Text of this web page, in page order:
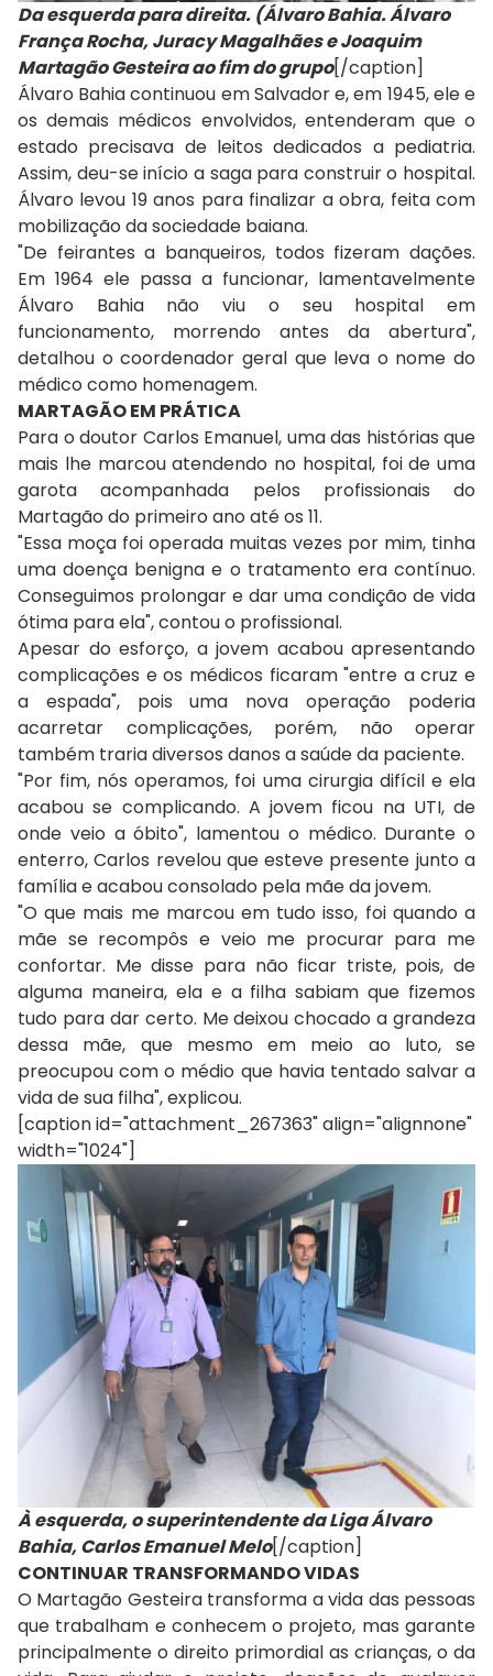
Da esquerda para direita. (Álvaro Bahia. Álvaro
França Rocha, Juracy Magalhães e Joaquim
Martagão Gesteira ao fim do grupo[/caption]
Álvaro Bahia continuou em Salvador e, em 1945, ele e
os demais médicos envolvidos, entenderam que o
estado precisava de leitos dedicados a pediatria.
Assim, deu-se início a saga para construir o hospital.
Álvaro levou 19 anos para finalizar a obra, feita com
mobilização da sociedade baiana.
"De feirantes a banqueiros, todos fizeram dações.
Em 1964 ele passa a funcionar, lamentavelmente
Álvaro Bahia não viu o seu hospital em
funcionamento, morrendo antes da abertura",
detalhou o coordenador geral que leva o nome do
médico como homenagem.
MARTAGÃO EM PRÁTICA
Para o doutor Carlos Emanuel, uma das histórias que
mais lhe marcou atendendo no hospital, foi de uma
garota acompanhada pelos profissionais do
Martagão do primeiro ano até os 11.
"Essa moça foi operada muitas vezes por mim, tinha
uma doença benigna e o tratamento era contínuo.
Conseguimos prolongar e dar uma condição de vida
ótima para ela", contou o profissional.
Apesar do esforço, a jovem acabou apresentando
complicações e os médicos ficaram "entre a cruz e
a espada", pois uma nova operação poderia
acarretar complicações, porém, não operar
também traria diversos danos a saúde da paciente.
"Por fim, nós operamos, foi uma cirurgia difícil e ela
acabou se complicando. A jovem ficou na UTI, de
onde veio a óbito", lamentou o médico. Durante o
enterro, Carlos revelou que esteve presente junto a
família e acabou consolado pela mãe da jovem.
"O que mais me marcou em tudo isso, foi quando a
mãe se recompôs e veio me procurar para me
confortar. Me disse para não ficar triste, pois, de
alguma maneira, ela e a filha sabiam que fizemos
tudo para dar certo. Me deixou chocado a grandeza
dessa mãe, que mesmo em meio ao luto, se
preocupou com o médio que havia tentado salvar a
vida de sua filha", explicou.
[caption id="attachment_267363" align="alignnone"
width="1024"]
À esquerda, o superintendente da Liga Álvaro
Bahia, Carlos Emanuel Melo[/caption]
CONTINUAR TRANSFORMANDO VIDAS
O Martagão Gesteira transforma a vida das pessoas
que trabalham e conhecem o projeto, mas garante
principalmente o direito primordial as crianças, o da